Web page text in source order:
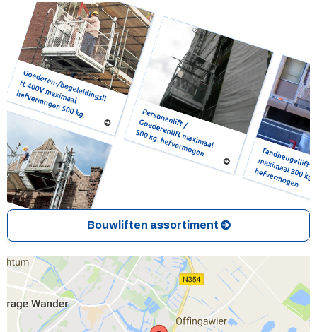
Bouwliften assortiment